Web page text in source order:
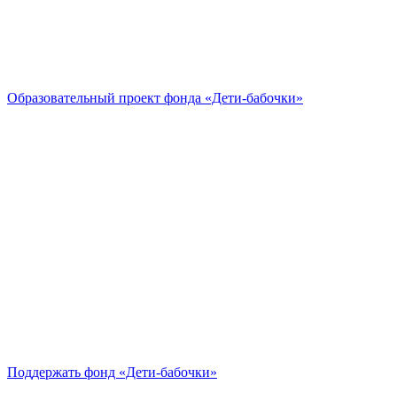
Образовательный проект фонда «Дети-бабочки»
Поддержать фонд «Дети-бабочки»